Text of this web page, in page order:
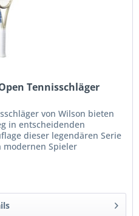
Tennisschläger
von Wilson bieten
in entscheidenden
dieser legendären Serie
modernen Spieler